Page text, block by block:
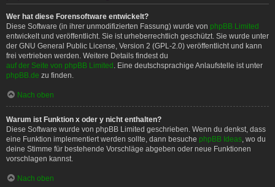
Wer hat diese Forensoftware entwickelt?
Diese Software (in ihrer unmodifizierten Fassung) wurde von phpBB Limited
entwickelt und veröffentlicht. Sie ist urheberrechtlich geschützt. Sie wurde unter
der GNU General Public License, Version 2 (GPL-2.0) veröffentlicht und kann
frei vertrieben werden. Weitere Details findest du
auf der Seite von phpBB Limited . Eine deutschsprachige Anlaufstelle ist unter
phpBB.de zu finden.
Nach oben
Warum ist Funktion x oder y nicht enthalten?
Diese Software wurde von phpBB Limited geschrieben. Wenn du denkst, dass
eine Funktion implementiert werden sollte, dann besuche phpBB Ideas , wo du
deine Stimme für bestehende Vorschläge abgeben oder neue Funktionen
vorschlagen kannst.
Nach oben